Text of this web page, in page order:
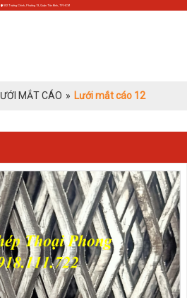
552 Trường Chinh, Phường 13, Quận Tân Bình, TP.HCM
LƯỚI MẮT CÁO » Lưới mắt cáo 12